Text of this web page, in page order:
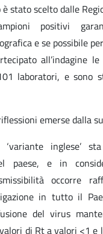
stato scelto dalle
positivi
e se possibile
all’indagine
laboratori, e
emerse dalla
‘variante inglese’
paese, e in
occorre
in tutto il
del virus
di Rt a valori <1 e